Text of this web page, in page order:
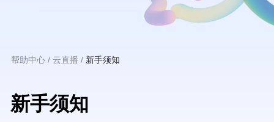
面
帮助中心 云直播 新手须知
新手须知